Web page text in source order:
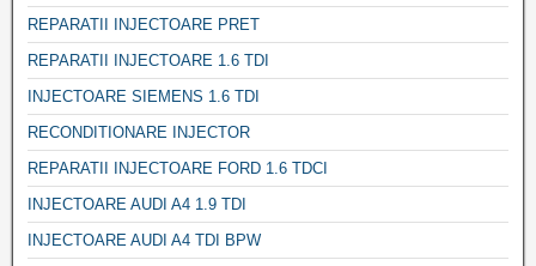
REPARATII INJECTOARE PRET
REPARATII INJECTOARE 1.6 TDI
INJECTOARE SIEMENS 1.6 TDI
RECONDITIONARE INJECTOR
REPARATII INJECTOARE FORD 1.6 TDCI
INJECTOARE AUDI A4 1.9 TDI
INJECTOARE AUDI A4 TDI BPW